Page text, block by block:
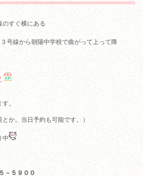
のすぐ横にある
号線から朝陽中学校で曲がって上って降
。
か。当日予約も可能です。）
中
－５９００